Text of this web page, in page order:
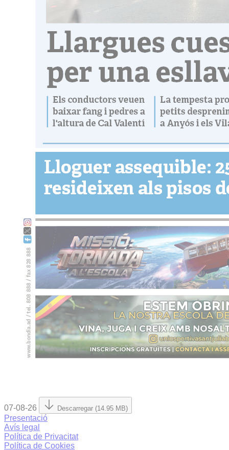
07-08-26 Descarregar (14.95 MB)
Presentació
Avís legal
Política de Privacitat
Política de Cookies